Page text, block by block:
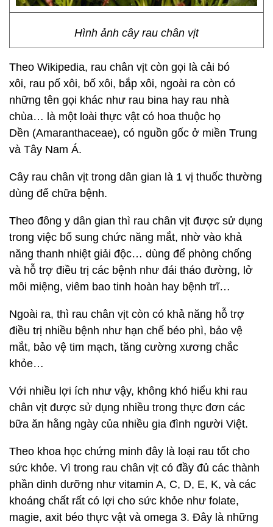
Hình ảnh cây rau chân vịt
Theo Wikipedia, rau chân vịt còn gọi là cải bó
xôi, rau pố xôi, bố xôi, bắp xôi, ngoài ra còn có
những tên gọi khác như rau bina hay rau nhà
chùa… là một loài thực vật có hoa thuộc họ
Dền (Amaranthaceae), có nguồn gốc ở miền Trung
và Tây Nam Á.
Cây rau chân vịt trong dân gian là 1 vị thuốc thường
dùng để chữa bệnh.
Theo đông y dân gian thì rau chân vịt được sử dụng
trong việc bổ sung chức năng mắt, nhờ vào khả
năng thanh nhiệt giải độc… dùng để phòng chống
và hỗ trợ điều trị các bệnh như đái tháo đường, lở
môi miệng, viêm bao tinh hoàn hay bệnh trĩ…
Ngoài ra, thì rau chân vịt còn có khả năng hỗ trợ
điều trị nhiều bệnh như hạn chế béo phì, bảo vệ
mắt, bảo vệ tim mạch, tăng cường xương chắc
khỏe…
Với nhiều lợi ích như vậy, không khó hiểu khi rau
chân vịt được sử dụng nhiều trong thực đơn các
bữa ăn hằng ngày của nhiều gia đình người Việt.
Theo khoa học chứng minh đây là loại rau tốt cho
sức khỏe. Vì trong rau chân vịt có đầy đủ các thành
phần dinh dưỡng như vitamin A, C, D, E, K, và các
khoáng chất rất có lợi cho sức khỏe như folate,
magie, axit béo thực vật và omega 3. Đây là những